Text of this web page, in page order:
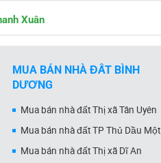
Xuân
MUA BÁN NHÀ ĐẤT BÌNH
DƯƠNG
Mua bán nhà đất Thị xã Tân Uyên
Mua bán nhà đất TP Thủ Dầu Một
Mua bán nhà đất Thị xã Dĩ An